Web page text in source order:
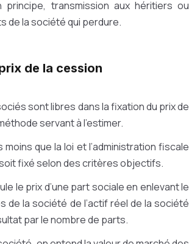
transmission aux héritiers ou
de la société qui perdure.
de la cession
sont libres dans la fixation du prix de
servant à l’estimer.
moins que la loi et l’administration fiscale
fixé selon des critères objectifs.
le prix d’une part sociale en enlevant le
de la société de l’actif réel de la société
par le nombre de parts.